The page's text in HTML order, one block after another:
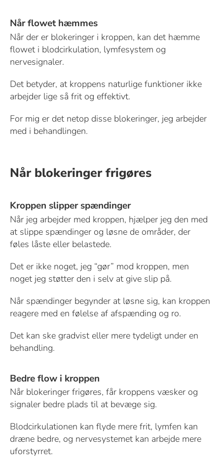
Når flowet hæmmes
Når der er blokeringer i kroppen, kan det hæmme
flowet i blodcirkulation, lymfesystem og
nervesignaler.
Det betyder, at kroppens naturlige funktioner ikke
arbejder lige så frit og effektivt.
For mig er det netop disse blokeringer, jeg arbejder
med i behandlingen.
Når blokeringer frigøres
Kroppen slipper spændinger
Når jeg arbejder med kroppen, hjælper jeg den med
at slippe spændinger og løsne de områder, der
føles låste eller belastede.
Det er ikke noget, jeg “gør” mod kroppen, men
noget jeg støtter den i selv at give slip på.
Når spændinger begynder at løsne sig, kan kroppen
reagere med en følelse af afspænding og ro.
Det kan ske gradvist eller mere tydeligt under en
behandling.
Bedre flow i kroppen
Når blokeringer frigøres, får kroppens væsker og
signaler bedre plads til at bevæge sig.
Blodcirkulationen kan flyde mere frit, lymfen kan
dræne bedre, og nervesystemet kan arbejde mere
uforstyrret.